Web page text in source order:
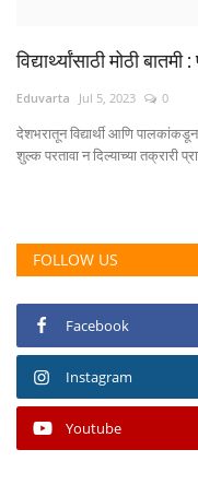
विद्यार्थ्यांसाठी मोठी
Eduvarta Jul 5, 2023 0
देशभरातून विद्यार्थी आणि
शुल्क परतावा न दिल्याच्या तक्रारी
FOLLOW US
Facebook
Instagram
Youtube